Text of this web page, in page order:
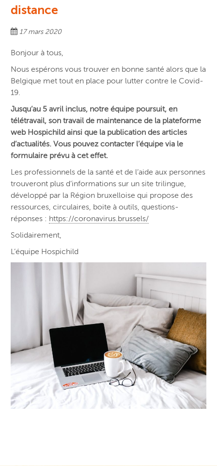
distance
17 mars 2020
Bonjour à tous,
Nous espérons vous trouver en bonne santé alors que la
Belgique met tout en place pour lutter contre le Covid-
19.
Jusqu’au 5 avril inclus, notre équipe poursuit, en
télétravail, son travail de maintenance de la plateforme
web Hospichild ainsi que la publication des articles
d’actualités. Vous pouvez contacter l’équipe via le
formulaire prévu à cet effet.
Les professionnels de la santé et de l’aide aux personnes
trouveront plus d’informations sur un site trilingue,
développé par la Région bruxelloise qui propose des
ressources, circulaires, boite à outils, questions-
réponses : https://coronavirus.brussels/
Solidairement,
L’équipe Hospichild